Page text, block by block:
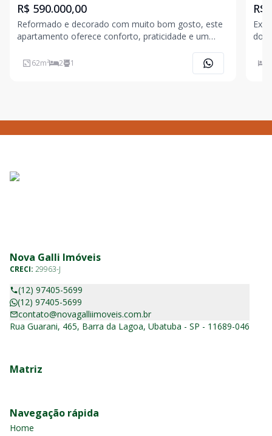
R$ 590.000,00
Reformado e decorado com muito bom gosto, este
apartamento oferece conforto, praticidade e um
dormitórios com ar-condicionado, 01 banheiro, sala
de estar e jantar integradas, também climatizada,
62m² 2 1
R$
Nova Galli Imóveis
CRECI: 29963-J
(12) 97405-5699
(12) 97405-5699
contato@novagalliimoveis.com.br
Rua Guarani, 465, Barra da Lagoa, Ubatuba - SP - 11689-046
Matriz
Navegação rápida
Home